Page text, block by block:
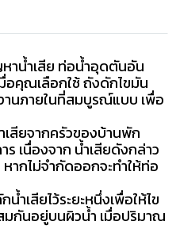
าน้ำเสีย ท่อน้ำอุดตันอัน
อคุณเลือกใช้ ถังดักไขมัน
านภายในที่สมบูรณ์แบบ เพื่อ
สียจากครัวของบ้านพัก
เนื่องจาก น้ำเสียดังกล่าว
ากไม่จำกัดออกจะทำให้ท่อ
ำเสียไว้ระยะหนึ่งเพื่อให้ไข
กันอยู่บนผิวน้ำ เมื่อปริมาณ